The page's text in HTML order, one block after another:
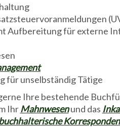
Aufbereitung für externe
für unselbständig Tätige
Ihre bestehende
IhrMahnwesenund das